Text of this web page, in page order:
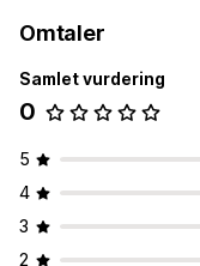
Omtaler
Samlet vurdering
0
5
4
3
2